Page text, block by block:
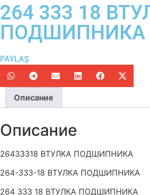
264 333 18
ПОДШИПНИКА
PAYLAŞ
Описание
Описание
26433318 ВТУЛКА ПОДШИПНИКА
264-333-18 ВТУЛКА ПОДШИПНИКА
264 333 18 ВТУЛКА ПОДШИПНИКА